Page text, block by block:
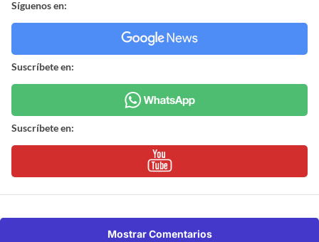
Síguenos en:
Suscríbete en:
Suscríbete en:
Mostrar Comentarios